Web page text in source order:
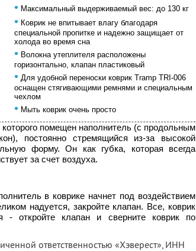
• Максимальный выдерживаемый вес: до 130 кг
• Коврик не впитывает влагу благодаря
специальной пропитке и надежно защищает от
холода во время сна
• Волокна утеплителя расположены
горизонтально, клапан пластиковый
• Для удобной переноски коврик Tramp TRI-006
оснащен стягивающими ремнями и специальным
чехлом
• Мыть коврик очень просто
которого помещен наполнитель (с продольным
постоянно стремящийся из-за высокой
форму. Он как губка, которая всегда
за счет воздуха.
в коврике начнет под воздействием
надуется, закройте клапан. Все, коврик
- откройте клапан и сверните коврик по
ответственностью «Хэверест»,ИНН